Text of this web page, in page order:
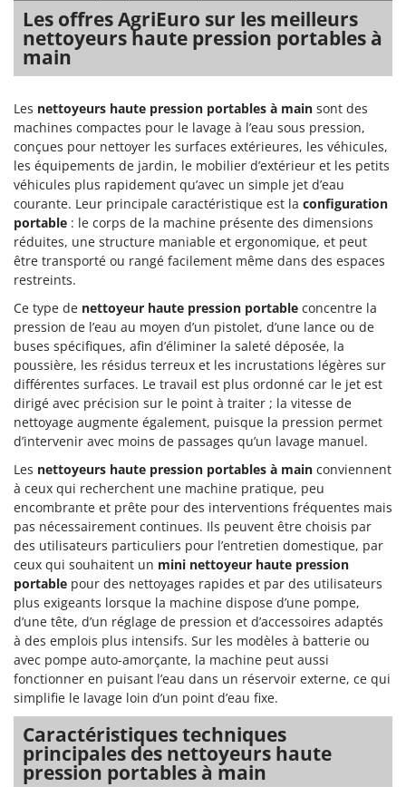
Les offres AgriEuro sur les meilleurs
nettoyeurs haute pression portables à
main
Les nettoyeurs haute pression portables à main sont des
machines compactes pour le lavage à l’eau sous pression,
conçues pour nettoyer les surfaces extérieures, les véhicules,
les équipements de jardin, le mobilier d’extérieur et les petits
véhicules plus rapidement qu’avec un simple jet d’eau
courante. Leur principale caractéristique est la configuration
portable : le corps de la machine présente des dimensions
réduites, une structure maniable et ergonomique, et peut
être transporté ou rangé facilement même dans des espaces
restreints.
Ce type de nettoyeur haute pression portable concentre la
pression de l’eau au moyen d’un pistolet, d’une lance ou de
buses spécifiques, afin d’éliminer la saleté déposée, la
poussière, les résidus terreux et les incrustations légères sur
différentes surfaces. Le travail est plus ordonné car le jet est
dirigé avec précision sur le point à traiter ; la vitesse de
nettoyage augmente également, puisque la pression permet
d’intervenir avec moins de passages qu’un lavage manuel.
Les nettoyeurs haute pression portables à main conviennent
à ceux qui recherchent une machine pratique, peu
encombrante et prête pour des interventions fréquentes mais
pas nécessairement continues. Ils peuvent être choisis par
des utilisateurs particuliers pour l’entretien domestique, par
ceux qui souhaitent un mini nettoyeur haute pression
portable pour des nettoyages rapides et par des utilisateurs
plus exigeants lorsque la machine dispose d’une pompe,
d’une tête, d’un réglage de pression et d’accessoires adaptés
à des emplois plus intensifs. Sur les modèles à batterie ou
avec pompe auto-amorçante, la machine peut aussi
fonctionner en puisant l’eau dans un réservoir externe, ce qui
simplifie le lavage loin d’un point d’eau fixe.
Caractéristiques techniques
principales des nettoyeurs haute
pression portables à main